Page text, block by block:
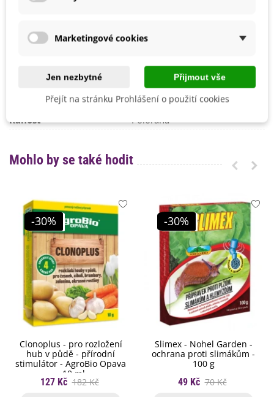
BIO Kvalita
Ne
Výrobce
SemenaOnline
Srpen
Září
Ranost
Poloraná
Mohlo by se také hodit
-30%
Clonoplus - pro rozložení
hub v půdě - přírodní
stimulátor - AgroBio Opava
- 10 ml
127 Kč 182 Kč
-30%
Slimex - Nohel Garden -
ochrana proti slimákům -
100 g
49 Kč 70 Kč
Marketingové cookies
Jen nezbytné Přijmout vše
Přejít na stránku Prohlášení o použití cookies